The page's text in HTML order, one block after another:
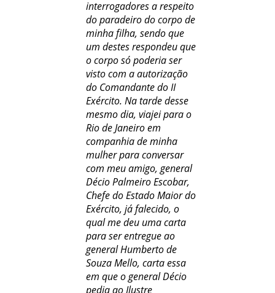
interrogadores a respeito
do paradeiro do corpo de
minha filha, sendo que
um destes respondeu que
o corpo só poderia ser
visto com a autorização
do Comandante do II
Exército. Na tarde desse
mesmo dia, viajei para o
Rio de Janeiro em
companhia de minha
mulher para conversar
com meu amigo, general
Décio Palmeiro Escobar,
Chefe do Estado Maior do
Exército, já falecido, o
qual me deu uma carta
para ser entregue ao
general Humberto de
Souza Mello, carta essa
em que o general Décio
pedia ao Ilustre